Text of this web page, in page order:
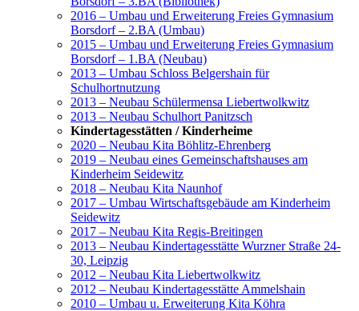
2016 – Umbau und Erweiterung Freies Gymnasium
Borsdorf – 2.BA (Umbau)
2015 – Umbau und Erweiterung Freies Gymnasium
Borsdorf – 1.BA (Neubau)
2013 – Umbau Schloss Belgershain für
Schulhortnutzung
2013 – Neubau Schülermensa Liebertwolkwitz
2013 – Neubau Schulhort Panitzsch
Kindertagesstätten / Kinderheime
2020 – Neubau Kita Böhlitz-Ehrenberg
2019 – Neubau eines Gemeinschaftshauses am
Kinderheim Seidewitz
2018 – Neubau Kita Naunhof
2017 – Umbau Wirtschaftsgebäude am Kinderheim
Seidewitz
2017 – Neubau Kita Regis-Breitingen
2013 – Neubau Kindertagesstätte Wurzner Straße 24-
30, Leipzig
2012 – Neubau Kita Liebertwolkwitz
2012 – Neubau Kindertagesstätte Ammelshain
2010 – Umbau u. Erweiterung Kita Köhra